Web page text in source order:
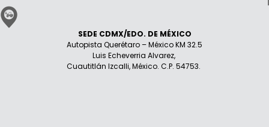
SEDE CDMX/EDO. DE MÉXICO
Autopista Querétaro – México KM 32.5
Luis Echeverria Alvarez,
Cuautitlán Izcalli, México. C.P. 54753.